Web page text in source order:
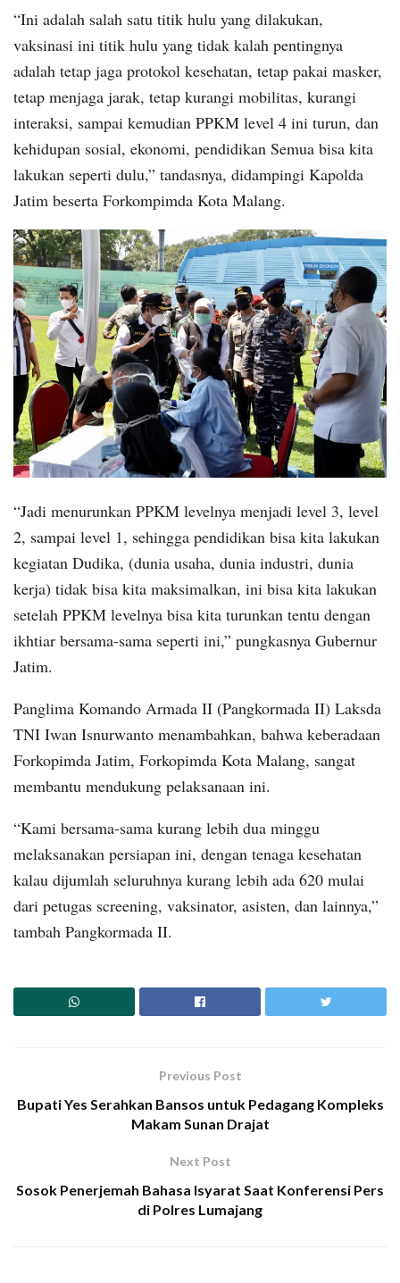
“Ini adalah salah satu titik hulu yang dilakukan,
vaksinasi ini titik hulu yang tidak kalah pentingnya
adalah tetap jaga protokol kesehatan, tetap pakai masker,
tetap menjaga jarak, tetap kurangi mobilitas, kurangi
interaksi, sampai kemudian PPKM level 4 ini turun, dan
kehidupan sosial, ekonomi, pendidikan Semua bisa kita
lakukan seperti dulu,” tandasnya, didampingi Kapolda
Jatim beserta Forkompimda Kota Malang.
“Jadi menurunkan PPKM levelnya menjadi level 3, level
2, sampai level 1, sehingga pendidikan bisa kita lakukan
kegiatan Dudika, (dunia usaha, dunia industri, dunia
kerja) tidak bisa kita maksimalkan, ini bisa kita lakukan
setelah PPKM levelnya bisa kita turunkan tentu dengan
ikhtiar bersama-sama seperti ini,” pungkasnya Gubernur
Jatim.
Panglima Komando Armada II (Pangkormada II) Laksda
TNI Iwan Isnurwanto menambahkan, bahwa keberadaan
Forkopimda Jatim, Forkopimda Kota Malang, sangat
membantu mendukung pelaksanaan ini.
“Kami bersama-sama kurang lebih dua minggu
melaksanakan persiapan ini, dengan tenaga kesehatan
kalau dijumlah seluruhnya kurang lebih ada 620 mulai
dari petugas screening, vaksinator, asisten, dan lainnya,”
tambah Pangkormada II.
Previous Post
Bupati Yes Serahkan Bansos untuk Pedagang Kompleks
Makam Sunan Drajat
Next Post
Sosok Penerjemah Bahasa Isyarat Saat Konferensi Pers
di Polres Lumajang